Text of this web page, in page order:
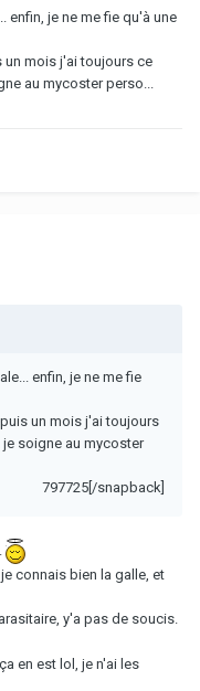
enfin, je ne me fie qu'à une
un mois j'ai toujours ce
au mycoster perso...
enfin, je ne me fie
un mois j'ai toujours
soigne au mycoster
797725[/snapback]
connais bien la galle, et
y'a pas de soucis.
en est lol, je n'ai les